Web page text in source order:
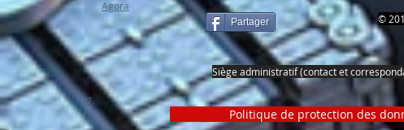
Agora
Partager ©
Siège administratif (contact et
7
Politique de protection des